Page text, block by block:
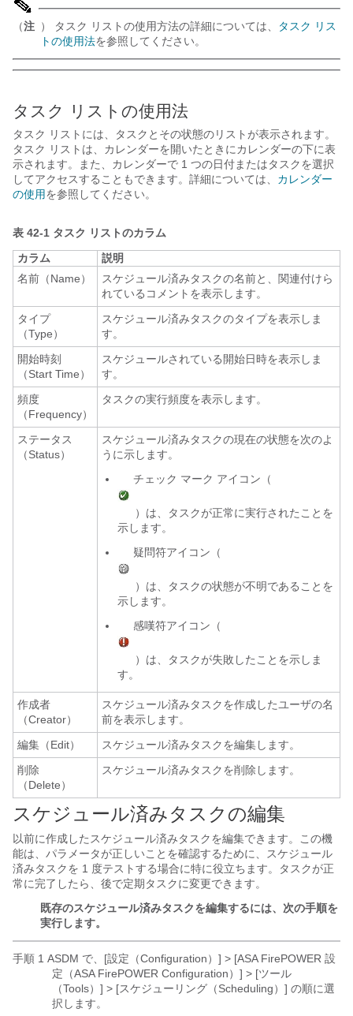
（注 ） タスク リストの使用方法の詳細については、
タスク リス
トの使用法を参照してください。
タスク リストの使用法
タスク リストには、タスクとその状態のリストが表示されます。
タスク リストは、カレンダーを開いたときにカレンダーの下に表
示されます。また、カレンダーで 1 つの日付またはタスクを選択
してアクセスすることもできます。詳細については、 カレンダー
の使用を参照してください。
表 42-1 タスク リストのカラム
カラム
説明
名前（Name）
スケジュール済みタスクの名前と、関連付けら
れているコメントを表示します。
タイプ
（Type）
スケジュール済みタスクのタイプを表示しま
す。
開始時刻
（Start Time）
スケジュールされている開始日時を表示しま
す。
頻度
（Frequency）
タスクの実行頻度を表示します。
ステータス
（Status）
スケジュール済みタスクの現在の状態を次のよ
うに示します。
チェック マーク アイコン（
）は、タスクが正常に実行されたことを
示します。
疑問符アイコン（
）は、タスクの状態が不明であることを
示します。
感嘆符アイコン（
）は、タスクが失敗したことを示しま
す。
作成者
（Creator）
スケジュール済みタスクを作成したユーザの名
前を表示します。
編集（Edit）
スケジュール済みタスクを編集します。
削除
（Delete）
スケジュール済みタスクを削除します。
スケジュール済みタスクの編集
以前に作成したスケジュール済みタスクを編集できます。この機
能は、パラメータが正しいことを確認するために、スケジュール
済みタスクを 1 度テストする場合に特に役立ちます。タスクが正
常に完了したら、後で定期タスクに変更できます。
既存のスケジュール済みタスクを編集するには、次の手順を
実行します。
手順 1 ASDM で、[設定（Configuration）] > [ASA FirePOWER 設
定（ASA FirePOWER Configuration）] > [ツール
（Tools）] > [スケジューリング（Scheduling）] の順に選
択します。